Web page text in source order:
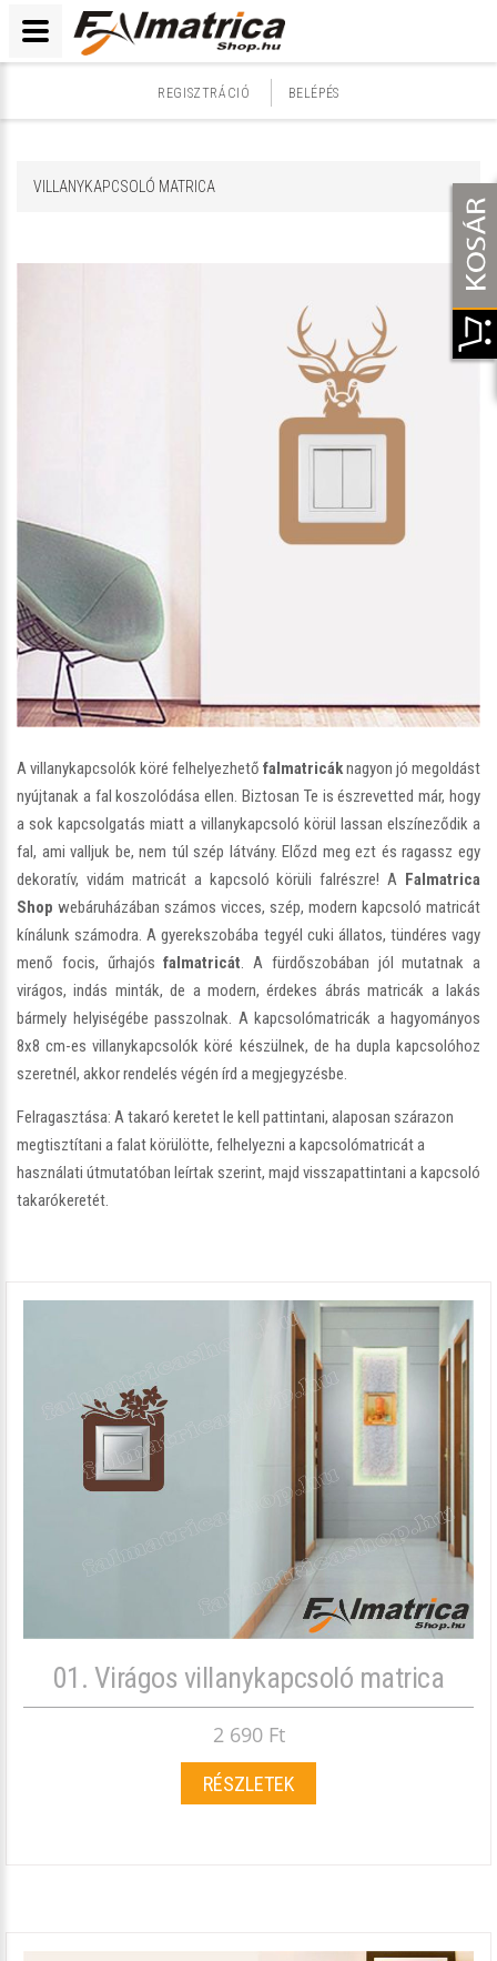
REGISZTRÁCIÓ BELÉPÉS
VILLANYKAPCSOLÓ MATRICA
A villanykapcsolók köré felhelyezhető falmatricáknagyon jó megoldást
nyújtanak a fal koszolódása ellen. Biztosan Te is észrevetted már, hogy
a sok kapcsolgatás miatt a villanykapcsoló körül lassan elszíneződik a
fal, ami valljuk be, nem túl szép látvány. Előzd meg ezt és ragassz egy
dekoratív, vidám matricát a kapcsoló körüli falrészre! A Falmatrica
Shop webáruházában számos vicces, szép, modern kapcsoló matricát
kínálunk számodra. A gyerekszobába tegyél cuki állatos, tündéres vagy
menő focis, űrhajósfalmatricát. A fürdőszobában jól mutatnak a
virágos, indás minták, de a modern, érdekes ábrás matricák a lakás
bármely helyiségébe passzolnak. A kapcsolómatricák a hagyományos
8x8 cm-es villanykapcsolók köré készülnek, de ha dupla kapcsolóhoz
szeretnél, akkor rendelés végén írd a megjegyzésbe.
Felragasztása: A takaró keretet le kell pattintani, alaposan szárazon
megtisztítani a falat körülötte, felhelyezni a kapcsolómatricát a
használati útmutatóban leírtak szerint, majd visszapattintani a kapcsoló
takarókeretét.
01. Virágos villanykapcsoló matrica
2 690 Ft
RÉSZLETEK